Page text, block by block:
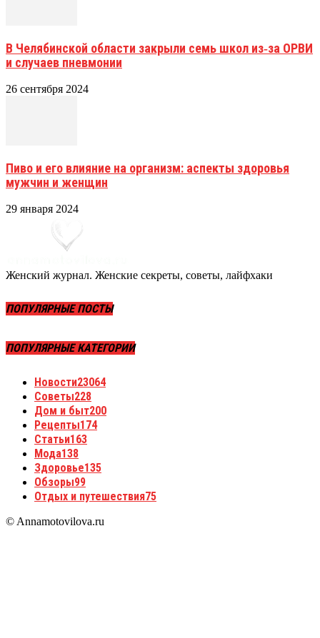
В Челябинской области закрыли семь школ из‑за ОРВИ
и случаев пневмонии
26 сентября 2024
Пиво и его влияние на организм: аспекты здоровья
мужчин и женщин
29 января 2024
Женский журнал. Женские секреты, советы, лайфхаки
ПОПУЛЯРНЫЕ ПОСТЫ
ПОПУЛЯРНЫЕ КАТЕГОРИИ
Новости23064
Советы228
Дом и быт200
Рецепты174
Статьи163
Мода138
Здоровье135
Обзоры99
Отдых и путешествия75
© Annamotovilova.ru